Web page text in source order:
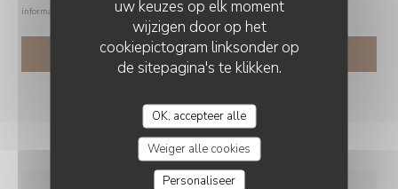
uw keuzes op elk moment
wijzigen door op het
cookiepictogram linksonder op
de sitepagina's te klikken.
OK, accepteer alle
Weiger alle cookies
Personaliseer
informatie over hoe wij uw gegevens verwerken, zie onsprivacybeleid